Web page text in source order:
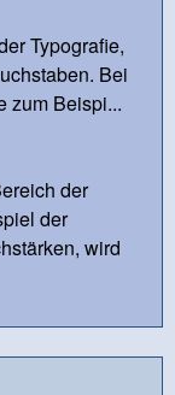
Typografie,
Bei
zum Beispi...
der
der
wird